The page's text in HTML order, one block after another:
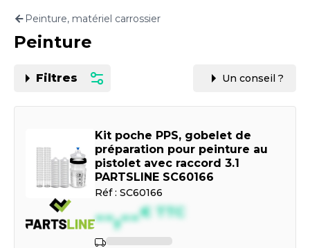
Motorisation
Peinture, matériel carrossier
Peinture
Filtres Un conseil ?
Kit poche PPS, gobelet de
préparation pour peinture au
pistolet avec raccord 3.1
PARTSLINE SC60166
Réf : SC60166
--,--€ TTC